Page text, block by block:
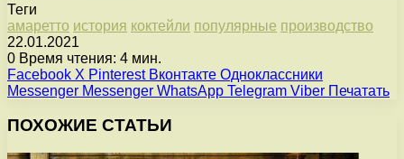
Теги
амаретто история коктейли популярные производство
22.01.2021
0 Время чтения: 4 мин.
Facebook X Pinterest Вконтакте Одноклассники
Messenger Messenger WhatsApp Telegram Viber Печатать
ПОХОЖИЕ СТАТЬИ